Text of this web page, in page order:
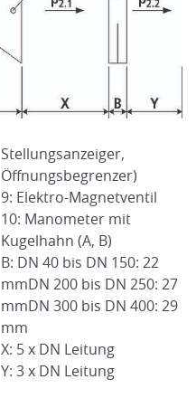
Stellungsanzeiger,
Öffnungsbegrenzer)
9: Elektro-Magnetventil
10: Manometer mit
Kugelhahn (A, B)
B: DN 40 bis DN 150: 22
mmDN 200 bis DN 250: 27
mmDN 300 bis DN 400: 29
mm
X: 5 x DN Leitung
Y: 3 x DN Leitung